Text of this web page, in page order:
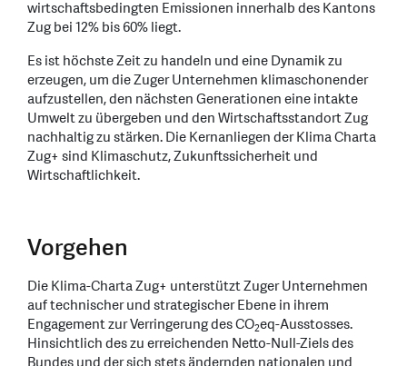
wirtschaftsbedingten Emissionen innerhalb des Kantons
Zug bei 12% bis 60% liegt.
Es ist höchste Zeit zu handeln und eine Dynamik zu
erzeugen, um die Zuger Unternehmen klimaschonender
aufzustellen, den nächsten Generationen eine intakte
Umwelt zu übergeben und den Wirtschaftsstandort Zug
nachhaltig zu stärken. Die Kernanliegen der Klima Charta
Zug+ sind Klimaschutz, Zukunftssicherheit und
Wirtschaftlichkeit.
Vorgehen
Die Klima-Charta Zug+ unterstützt Zuger Unternehmen
auf technischer und strategischer Ebene in ihrem
Engagement zur Verringerung des CO2eq-Ausstosses.
Hinsichtlich des zu erreichenden Netto-Null-Ziels des